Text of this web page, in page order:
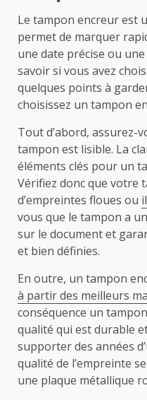
Le tampon encreur est
permet de marquer
une date précise ou
savoir si vous avez
quelques points à
choisissez un tampon
Tout d’abord, assurez-
tampon est lisible. La
éléments clés pour un
Vérifiez donc que votre
d’empreintes floues ou
vous que le tampon a
sur le document et
et bien définies.
En outre, un tampon
à partir des meilleurs
conséquence un
qualité qui est durable
supporter des années
qualité de l’empreinte
une plaque métallique